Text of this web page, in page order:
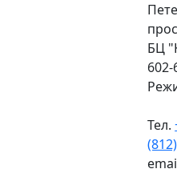
БЦ
602-
Тел.